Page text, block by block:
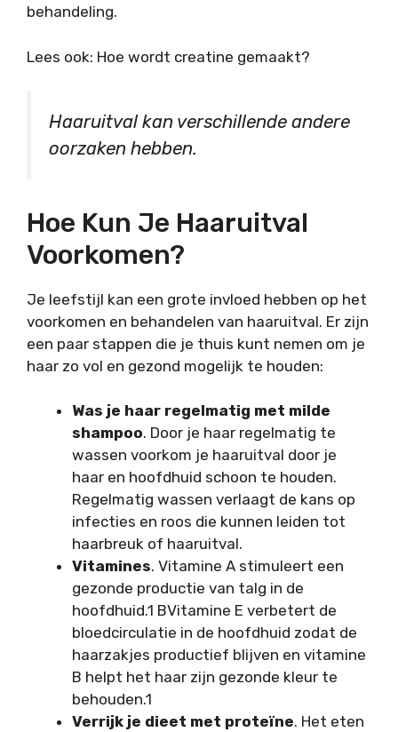
behandeling.
Lees ook: Hoe wordt creatine gemaakt?
Haaruitval kan verschillende andere
oorzaken hebben.
Hoe Kun Je Haaruitval
Voorkomen?
Je leefstijl kan een grote invloed hebben op het
voorkomen en behandelen van haaruitval. Er zijn
een paar stappen die je thuis kunt nemen om je
haar zo vol en gezond mogelijk te houden:
Was je haar regelmatig met milde
shampoo. Door je haar regelmatig te
wassen voorkom je haaruitval door je
haar en hoofdhuid schoon te houden.
Regelmatig wassen verlaagt de kans op
infecties en roos die kunnen leiden tot
haarbreuk of haaruitval.
Vitamines. Vitamine A stimuleert een
gezonde productie van talg in de
hoofdhuid.1 BVitamine E verbetert de
bloedcirculatie in de hoofdhuid zodat de
haarzakjes productief blijven en vitamine
B helpt het haar zijn gezonde kleur te
behouden.1
Verrijk je dieet met proteïne. Het eten